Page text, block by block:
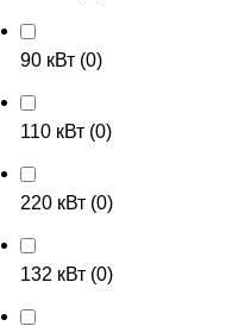
90 кВт (0)
110 кВт (0)
220 кВт (0)
132 кВт (0)